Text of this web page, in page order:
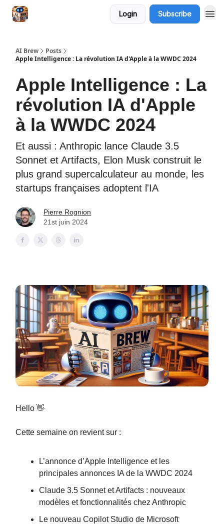
Login Subscribe
AI Brew
Posts
Apple Intelligence : La révolution IA d'Apple à la WWDC 2024
Apple Intelligence : La
révolution IA d'Apple
à la WWDC 2024
Et aussi : Anthropic lance Claude 3.5
Sonnet et Artifacts, Elon Musk construit le
plus grand supercalculateur au monde, les
startups françaises adoptent l'IA
Pierre Rognion
21st juin 2024
Hello 👋
Cette semaine on revient sur :
L’annonce d’Apple Intelligence et les
principales annonces IA de la WWDC 2024
Claude 3.5 Sonnet et Artifacts : nouveaux
modèles et fonctionnalités chez Anthropic
Le nouveau Copilot Studio de Microsoft